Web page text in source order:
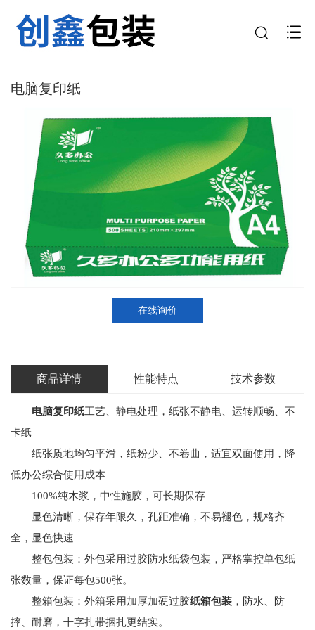
电脑复印纸
在线询价
商品详情 性能特点 技术参数
电脑复印纸工艺、静电处理，纸张不静电、运转顺畅、不
卡纸
纸张质地均匀平滑，纸粉少、不卷曲，适宜双面使用，降
低办公综合使用成本
100%纯木浆，中性施胶，可长期保存
显色清晰，保存年限久，孔距准确，不易褪色，规格齐
全，显色快速
整包包装：外包采用过胶防水纸袋包装，严格掌控单包纸
张数量，保证每包500张。
整箱包装：外箱采用加厚加硬过胶纸箱包装 ，防水、防
摔、耐磨，十字扎带捆扎更结实。